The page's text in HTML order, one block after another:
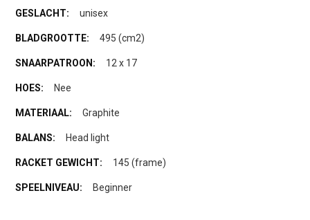
unisex
495 (cm2)
12 x 17
Nee
Graphite
Head light
145 (frame)
Beginner